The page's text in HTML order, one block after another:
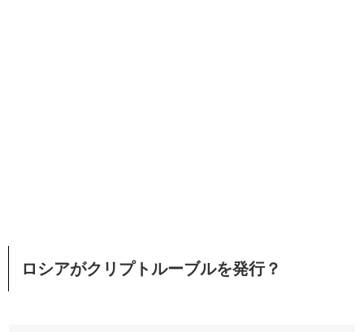
ロシアがクリプトルーブルを発行？